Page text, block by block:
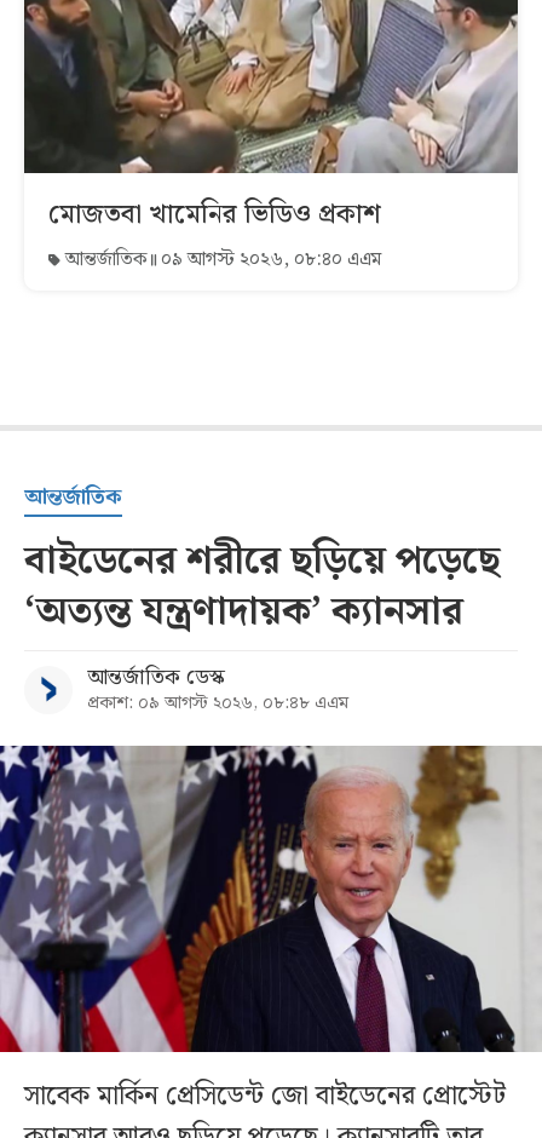
মোজতবা খামেনির ভিডিও প্রকাশ
আন্তর্জাতিক ০৯ আগস্ট ২০২৬, ০৮:৪০ এএম
আন্তর্জাতিক
বাইডেনের শরীরে ছড়িয়ে পড়েছে
‘অত্যন্ত যন্ত্রণাদায়ক’ ক্যানসার
আন্তর্জাতিক ডেস্ক
প্রকাশ: ০৯ আগস্ট ২০২৬, ০৮:৪৮ এএম
সাবেক মার্কিন প্রেসিডেন্ট জো বাইডেনের প্রোস্টেট